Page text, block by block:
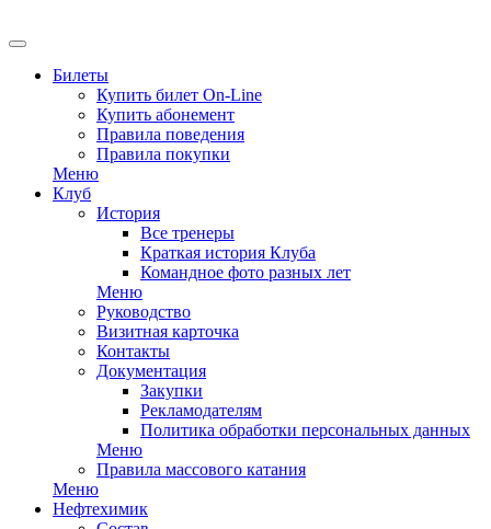
Билеты
Купить билет On-Line
Купить абонемент
Правила поведения
Правила покупки
Меню
Клуб
История
Все тренеры
Краткая история Клуба
Командное фото разных лет
Меню
Руководство
Визитная карточка
Контакты
Документация
Закупки
Рекламодателям
Политика обработки персональных данных
Меню
Правила массового катания
Меню
Нефтехимик